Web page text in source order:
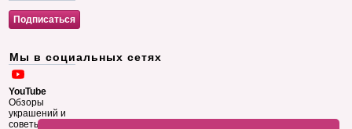
Мы в социальных сетях
YouTube
Обзоры
украшений и
советы